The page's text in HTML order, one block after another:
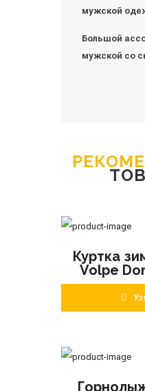
мужской
Большой
мужской со
Куртка
Volpe